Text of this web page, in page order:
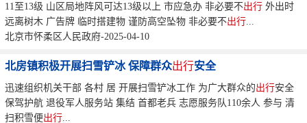
11至13级 山区局地阵风可达13级以上 市应急办 非必要不出行 外出时
远离树木 广告牌 临时搭建物 谨防高空坠物 非必要不出行
北京市怀柔区人民政府-2025-04-10
北房镇积极开展扫雪铲冰 保障群众出行安全
迅速组织机关干部 各村 居 开展扫雪铲冰工作 为广大群众的出行安全
保驾护航 退役军人服务站 集结 首都老兵 志愿服务队110余人 参与 清
扫积雪便出行